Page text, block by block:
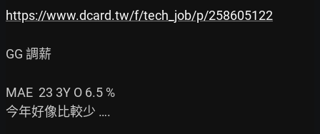
https://www.dcard.tw/f/tech_job/p/258605122
GG 調薪
MAE  23 3Y O 6.5 %
今年好像比較少 ….